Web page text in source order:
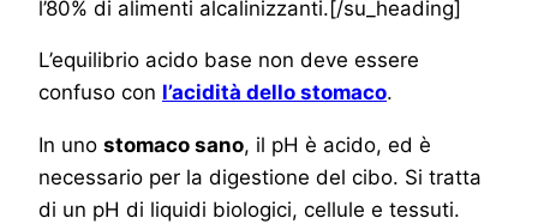
l’80% di alimenti alcalinizzanti.[/su_heading]
L’equilibrio acido base non deve essere
confuso con l’acidità dello stomaco.
In uno stomaco sano, il pH è acido, ed è
necessario per la digestione del cibo. Si tratta
di un pH di liquidi biologici, cellule e tessuti.